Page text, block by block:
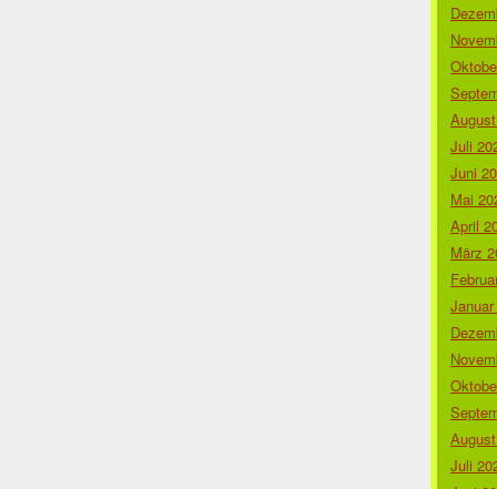
Juli
Juni
Mai
April
März
Juli